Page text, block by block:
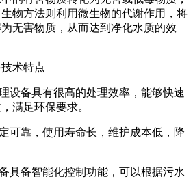
物方法则利用微生物的代谢作用，将
无害物质，从而达到净化水质的效
术特点
设备具有很高的处理效率，能够快速
满足环保要求。
可靠，使用寿命长，维护成本低，降
具备智能化控制功能，可以根据污水